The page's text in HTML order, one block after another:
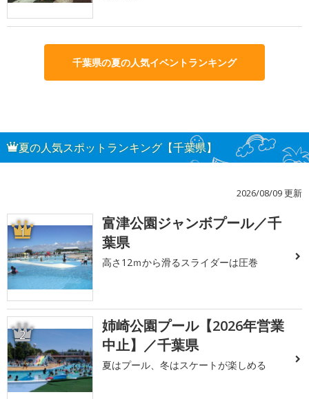
千葉県の夏の人気イベントランキング
夏の人気スポットランキング【千葉県】
2026/08/09 更新
1
富津公園ジャンボプール／千
葉県
高さ12ｍから滑るスライダーは圧巻
2
姉崎公園プール【2026年営業
中止】／千葉県
夏はプール、冬はスケートが楽しめる